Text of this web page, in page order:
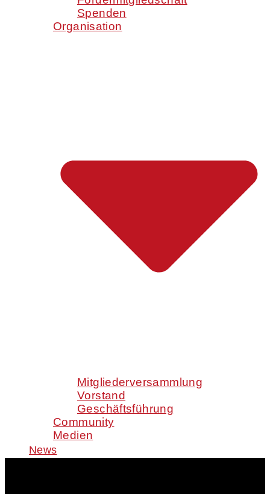
Spenden
Organisation
Mitgliederversammlung
Vorstand
Geschäftsführung
Community
Medien
News